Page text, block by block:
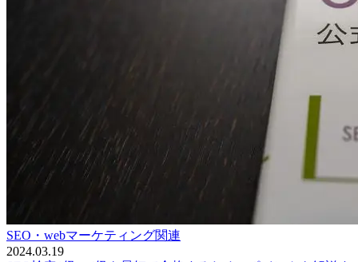
SEO・webマーケティング関連
2024.03.19